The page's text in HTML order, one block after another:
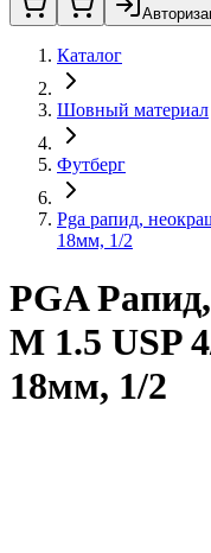
Каталог
Шовный материал
Футберг
Pga рапид,
18мм, 1/2
PGA
M 1.5 USP
18мм, 1/2